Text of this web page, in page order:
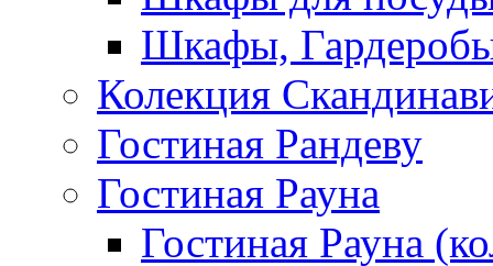
Шкафы,
Колекция
Гостиная Рандеву
Гостиная Рауна
Гостиная Рауна